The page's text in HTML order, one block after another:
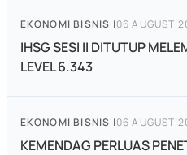
EKONOMI BISNIS |06 AUGUST
IHSG SESI II DITUTUP
LEVEL 6.343
EKONOMI BISNIS |06 AUGUST
KEMENDAG PERLUAS